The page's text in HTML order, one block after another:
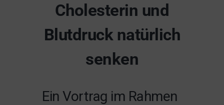
Cholesterin und
Blutdruck natürlich
senken
Ein Vortrag im Rahmen